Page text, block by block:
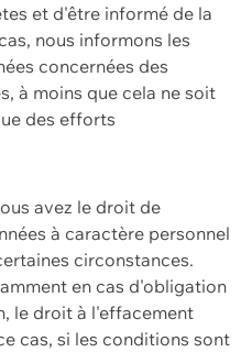
et d'être informé de la
nous informons les
concernées des
à moins que cela ne soit
des efforts
avez le droit de
à caractère personnel
circonstances.
en cas d'obligation
le droit à l'effacement
cas, si les conditions sont